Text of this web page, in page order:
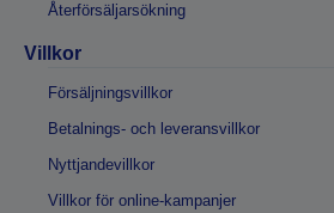
Återförsäljarsökning
Villkor
Försäljningsvillkor
Betalnings- och leveransvillkor
Nyttjandevillkor
Villkor för online-kampanjer